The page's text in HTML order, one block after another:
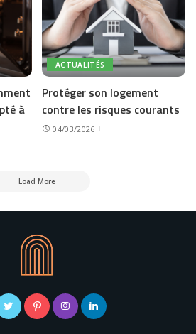
à
ACTUALITÉS
Protéger son logement
contre les risques courants
04/03/2026
Load More